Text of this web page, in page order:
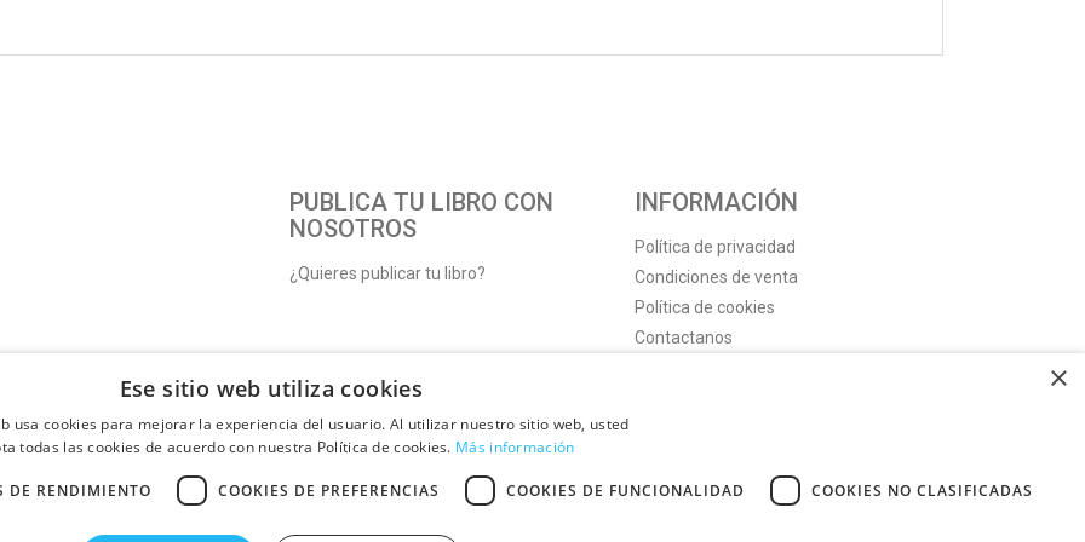
PUBLICA TU LIBRO CON
NOSOTROS
¿Quieres publicar tu libro?
INFORMACIÓN
Política de privacidad
Condiciones de venta
Política de cookies
Contactanos
×
Ese sitio web utiliza cookies
usa cookies para mejorar la experiencia del usuario. Al utilizar nuestro sitio web, usted
todas las cookies de acuerdo con nuestra Política de cookies. Más información
DE RENDIMIENTO COOKIES DE PREFERENCIAS COOKIES DE FUNCIONALIDAD COOKIES NO CLASIFICADAS